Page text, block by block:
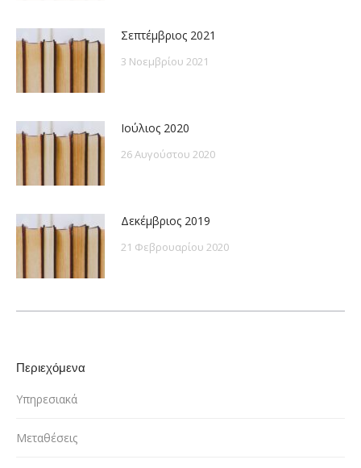
Σεπτέμβριος 2021
3 Νοεμβρίου 2021
Ιούλιος 2020
26 Αυγούστου 2020
Δεκέμβριος 2019
21 Φεβρουαρίου 2020
Περιεχόμενα
Υπηρεσιακά
Μεταθέσεις